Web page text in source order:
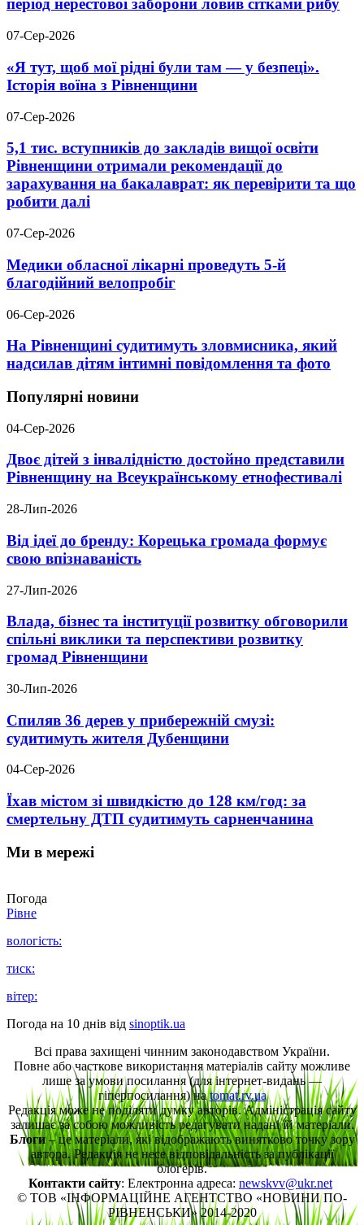
період нерестової заборони ловив сітками рибу
07-Сер-2026
«Я тут, щоб мої рідні були там — у безпеці».
Історія воїна з Рівненщини
07-Сер-2026
5,1 тис. вступників до закладів вищої освіти
Рівненщини отримали рекомендації до
зарахування на бакалаврат: як перевірити та що
робити далі
07-Сер-2026
Медики обласної лікарні проведуть 5-й
благодійний велопробіг
06-Сер-2026
На Рівненщині судитимуть зловмисника, який
надсилав дітям інтимні повідомлення та фото
Популярні новини
04-Сер-2026
Двоє дітей з інвалідністю достойно представили
Рівненщину на Всеукраїнському етнофестивалі
28-Лип-2026
Від ідеї до бренду: Корецька громада формує
свою впізнаваність
27-Лип-2026
Влада, бізнес та інституції розвитку обговорили
спільні виклики та перспективи розвитку
громад Рівненщини
30-Лип-2026
Спиляв 36 дерев у прибережній смузі:
судитимуть жителя Дубенщини
04-Сер-2026
Їхав містом зі швидкістю до 128 км/год: за
смертельну ДТП судитимуть сарненчанина
Ми в мережі
Погода
Рівне
вологість:
тиск:
вітер:
Погода на 10 днів від sinoptik.ua
Всі права захищені чинним законодавством України.
Повне або часткове використання матеріалів сайту можливе
лише за умови посилання (для інтернет-видань —
гіперпосилання) наtomat.rv.ua
Редакція може не поділяти думку авторів. Адміністрація сайту
залишає за собою можливість редагувати надані їй матеріали.
Блоги– це матеріали, які відображають винятково точку зору
автора. Редакція не несе відповідальність за публікації
блогерів.
Контакти сайту: Електронна адреса: newskvv@ukr.net
© ТОВ «ІНФОРМАЦІЙНЕ АГЕНТСТВО «НОВИНИ ПО-
РІВНЕНСЬКИ» 2014-2020